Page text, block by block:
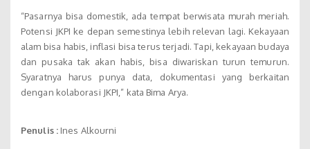
“Pasarnya bisa domestik, ada tempat berwisata murah meriah.
Potensi JKPI ke depan semestinya lebih relevan lagi. Kekayaan
alam bisa habis, inflasi bisa terus terjadi. Tapi, kekayaan budaya
dan pusaka tak akan habis, bisa diwariskan turun temurun.
Syaratnya harus punya data, dokumentasi yang berkaitan
dengan kolaborasi JKPI,” kata Bima Arya.
Penulis :Ines Alkourni